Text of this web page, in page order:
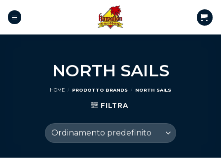
NORTH SAILS
HOME / PRODOTTO BRANDS / NORTH SAILS
FILTRA